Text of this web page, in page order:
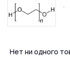
.
Нет ни одного